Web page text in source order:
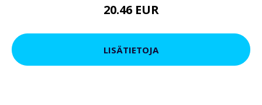
20.46 EUR
LISÄTIETOJA